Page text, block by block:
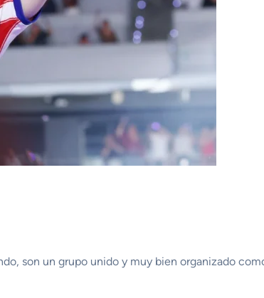
son un grupo unido y muy bien organizado